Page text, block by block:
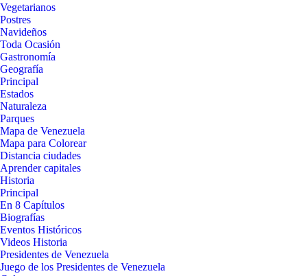
Vegetarianos
Postres
Navideños
Toda Ocasión
Gastronomía
Geografía
Principal
Estados
Naturaleza
Parques
Mapa de Venezuela
Mapa para Colorear
Distancia ciudades
Aprender capitales
Historia
Principal
En 8 Capítulos
Biografías
Eventos Históricos
Videos Historia
Presidentes de Venezuela
Juego de los Presidentes de Venezuela